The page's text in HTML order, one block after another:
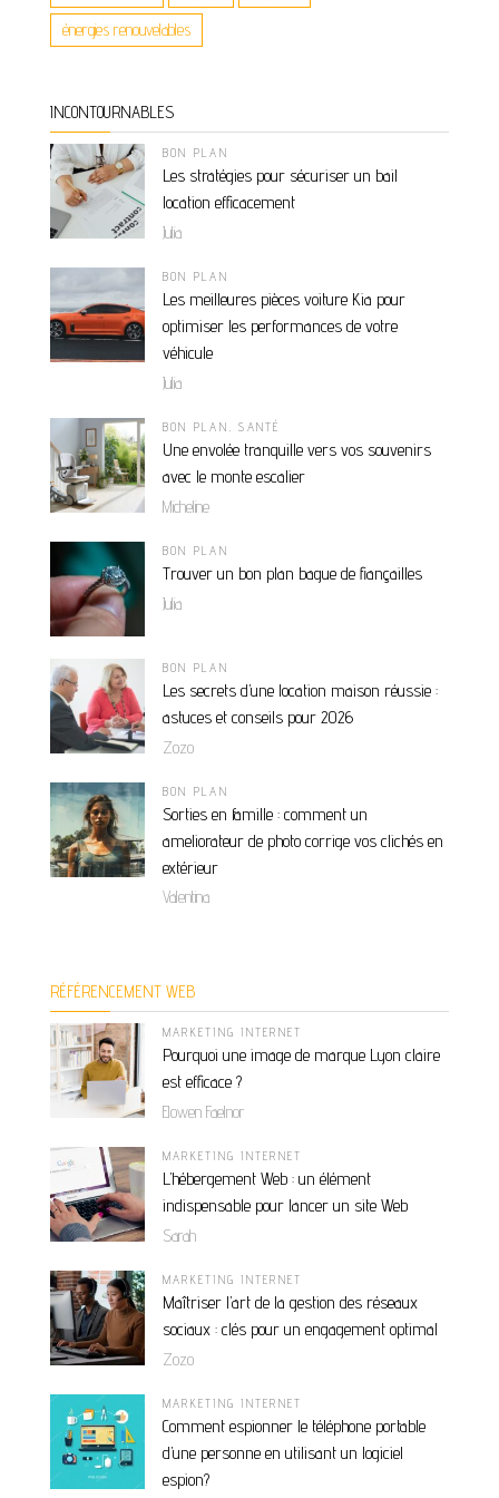
énergies renouvelables
INCONTOURNABLES
BON PLAN
Les stratégies pour sécuriser un bail
location efficacement
Julia
BON PLAN
Les meilleures pièces voiture Kia pour
optimiser les performances de votre
véhicule
Julia
BON PLAN ,SANTÉ
Une envolée tranquille vers vos souvenirs
avec le monte escalier
Micheline
BON PLAN
Trouver un bon plan bague de fiançailles
Julia
BON PLAN
Les secrets d’une location maison réussie :
astuces et conseils pour 2026
Zozo
BON PLAN
Sorties en famille : comment un
ameliorateur de photo corrige vos clichés en
extérieur
Valentina
RÉFÉRENCEMENT WEB
MARKETING INTERNET
Pourquoi une image de marque Lyon claire
est efficace ?
Elowen Faelnor
MARKETING INTERNET
L’hébergement Web : un élément
indispensable pour lancer un site Web
Sarah
MARKETING INTERNET
Maîtriser l’art de la gestion des réseaux
sociaux : clés pour un engagement optimal
Zozo
MARKETING INTERNET
Comment espionner le téléphone portable
d’une personne en utilisant un logiciel
espion?